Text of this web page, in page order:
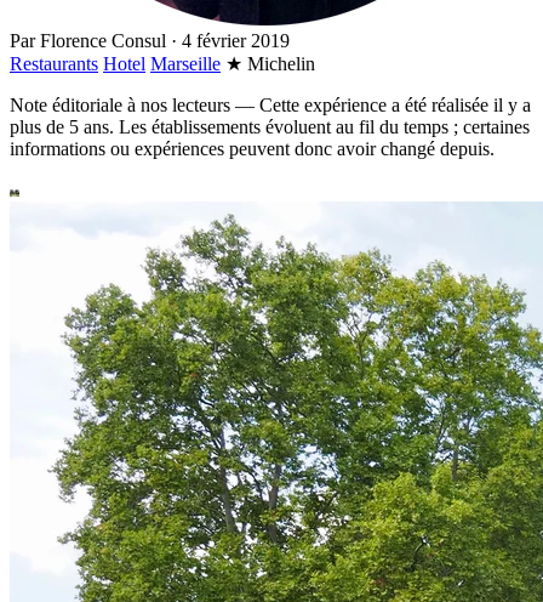
ParFlorence Consul · 4 février 2019
Restaurants Hotel Marseille ★ Michelin
Note éditoriale à nos lecteurs — Cette expérience a été réalisée il y a
plus de 5 ans. Les établissements évoluent au fil du temps ; certaines
informations ou expériences peuvent donc avoir changé depuis.